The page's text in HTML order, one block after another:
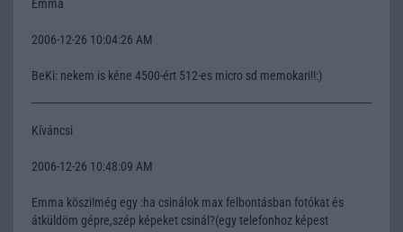
Emma
2006-12-26 10:04:26 AM
BeKi: nekem is kéne 4500-ért 512-es micro sd memokari!!:)
Kíváncsi
2006-12-26 10:48:09 AM
Emma köszi!még egy :ha csinálok max felbontásban fotókat és
átküldöm gépre,szép képeket csinál?(egy telefonhoz képest